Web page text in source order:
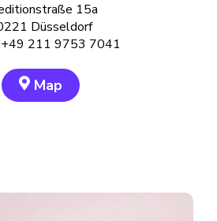
15a
Düsseldorf
+49 211 9753 7041
Map